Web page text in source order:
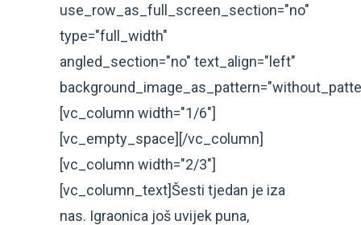
use_row_as_full_screen_section="no"
type="full_width"
angled_section="no" text_align="left"
[vc_column width="1/6"]
[vc_empty_space][/vc_column]
[vc_column width="2/3"]
[vc_column_text]Šesti tjedan je iza
nas. Igraonica još uvijek puna,